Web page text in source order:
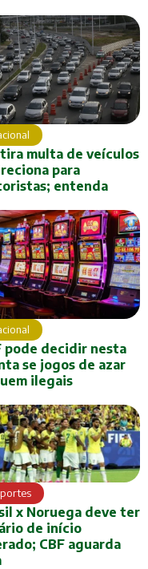
multa de veículos
para
entenda
pode decidir nesta
se jogos de azar
ilegais
x Noruega deve ter
de início
CBF aguarda